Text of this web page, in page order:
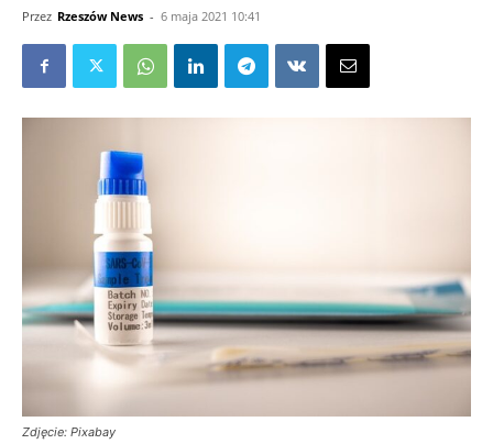
Przez Rzeszów News - 6 maja 2021 10:41
Zdjęcie: Pixabay